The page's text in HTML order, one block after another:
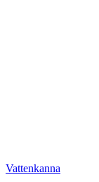
Vattenkanna